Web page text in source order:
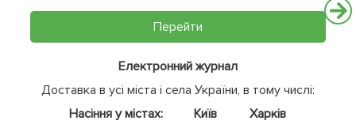
Перейти
Електронний журнал
Доставка в усі міста і села України, в тому числі:
Насіння у містах:
Київ
Харків